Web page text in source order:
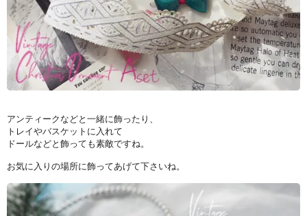
アンティークなどと一緒に飾ったり、
トレイやバスケットに入れて
ドールなどと飾っても素敵ですね。
お気に入りの場所に飾ってあげて下さいね。